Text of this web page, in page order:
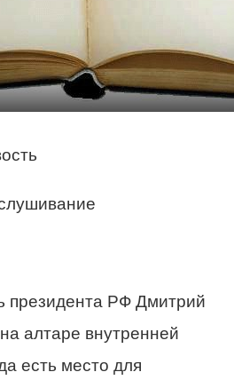
президента РФ Дмитрий
алтаре внутренней
есть место для